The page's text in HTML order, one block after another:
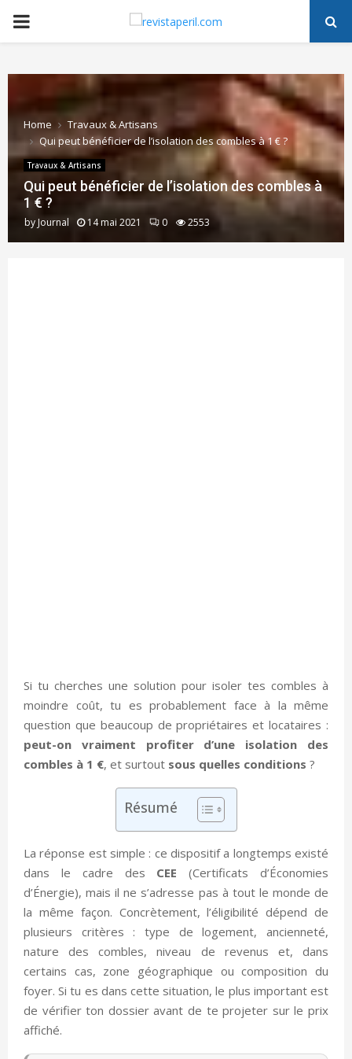
PRIMARY
Home
Travaux & Artisans
Qui peut bénéficier de l’isolation des combles à 1 € ?
Travaux & Artisans
Qui peut bénéficier de l’isolation des combles à
1 € ?
by Journal 14 mai 2021 0 2553
Si tu cherches une solution pour isoler tes combles à
moindre coût, tu es probablement face à la même
question que beaucoup de propriétaires et locataires :
peut-on vraiment profiter d’une isolation des
combles à 1 €, et surtout sous quelles conditions ?
Résumé
La réponse est simple : ce dispositif a longtemps existé
dans le cadre des CEE (Certificats d’Économies
d’Énergie), mais il ne s’adresse pas à tout le monde de
la même façon. Concrètement, l’éligibilité dépend de
plusieurs critères : type de logement, ancienneté,
nature des combles, niveau de revenus et, dans
certains cas, zone géographique ou composition du
foyer. Si tu es dans cette situation, le plus important est
de vérifier ton dossier avant de te projeter sur le prix
affiché.